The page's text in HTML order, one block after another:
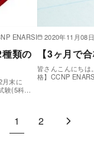
ENARSI
類の
末に
験(5科…
2020年11月08
【3ヶ月で
皆さんこんにち
格】CCNP
1 2